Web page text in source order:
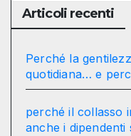
Articoli recenti
Perché la
quotidiana… e
perché il collasso
anche i dipendenti